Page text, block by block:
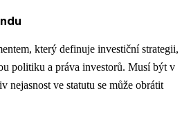
který definuje investiční strategii,
politiku a práva investorů. Musí být v
nejasnost ve statutu se může obrátit